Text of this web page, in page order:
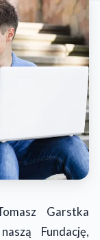
Garstka
Fundację,